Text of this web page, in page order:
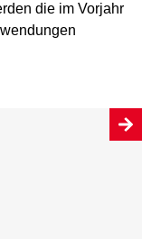
die im Vorjahr